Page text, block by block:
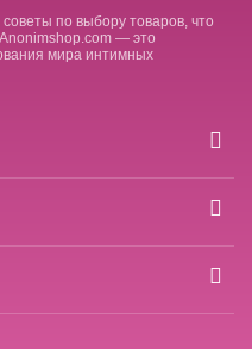
по выбору товаров, что
— это
мира интимных